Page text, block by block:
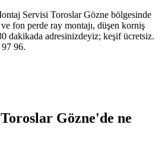
Servisi Toroslar Gözne bölgesinde
fon perde ray montajı, düşen korniş
dakikada adresinizdeyiz; keşif ücretsiz.
96.
Toroslar Gözne'de ne